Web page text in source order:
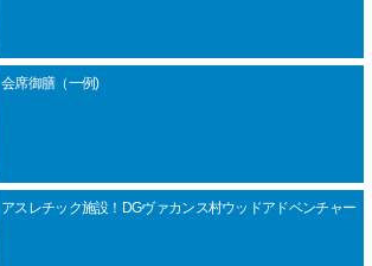
会席御膳（一例)
アスレチック施設！DGヴァカンス村ウッドアドベンチャー